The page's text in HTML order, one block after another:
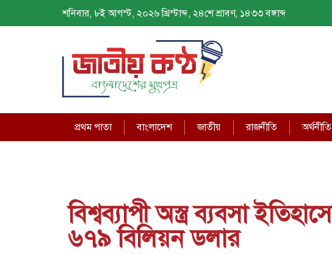
শনিবার, ৮ই আগস্ট, ২০২৬ খ্রিস্টাব্দ, ২৪শে শ্রাবণ, ১৪৩৩ বঙ্গাব্দ
প্রথম পাতা বাংলাদেশ জাতীয় রাজনীতি অর্থনীতি
বিশ্বব্যাপী অস্ত্র ব্যবসা
৬৭৯ বিলিয়ন ডলার